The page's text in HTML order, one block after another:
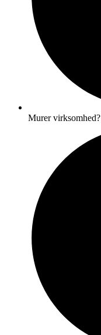
Murer virksomhed?